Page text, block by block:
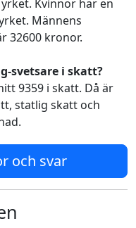
Kvinnor har en
Männens
32600 kronor.
svetsare i skatt?
9359 i skatt. Då är
statlig skatt och
och svar